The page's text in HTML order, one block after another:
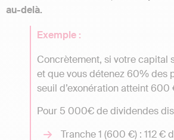
au-delà.
Exemple :
Concrètement, si votre capital
et que vous détenez 60% des
seuil d’exonération atteint 600
Pour 5 000€ de dividendes
Tranche 1 (600 €) : 112 €